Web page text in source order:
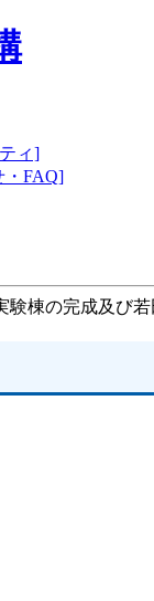
ィ]
・FAQ]
験棟の完成及び